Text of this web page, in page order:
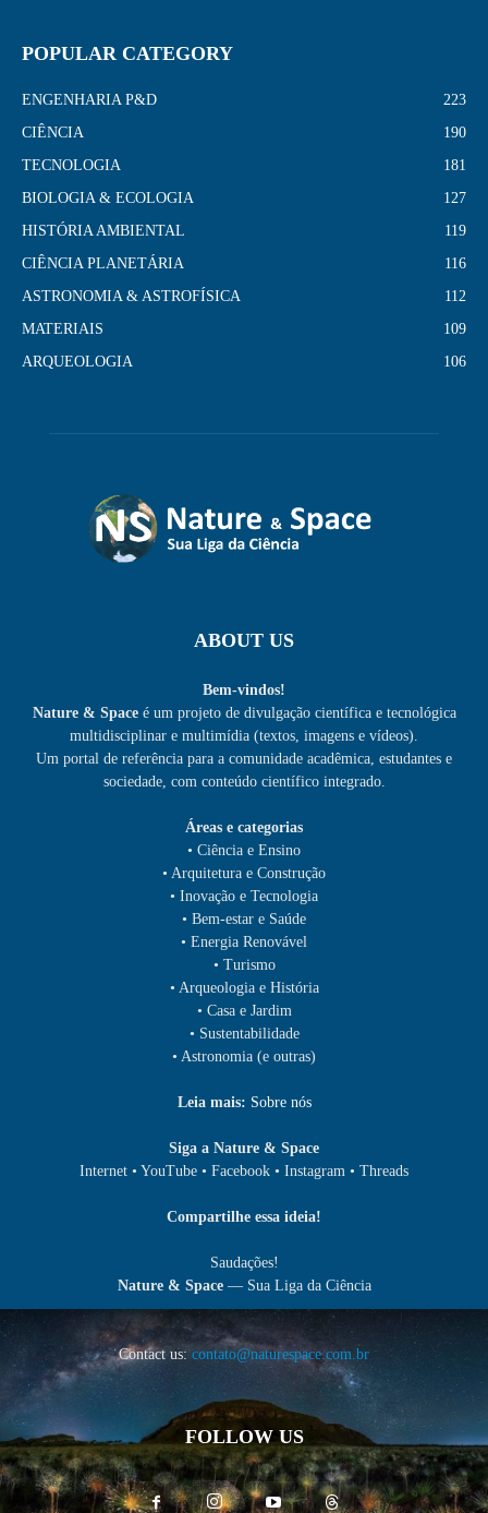
POPULAR CATEGORY
ENGENHARIA P&D
223
CIÊNCIA
190
TECNOLOGIA
181
BIOLOGIA & ECOLOGIA
127
HISTÓRIA AMBIENTAL
119
CIÊNCIA PLANETÁRIA
116
ASTRONOMIA & ASTROFÍSICA
112
MATERIAIS
109
ARQUEOLOGIA
106
ABOUT US
Bem-vindos!
Nature & Spaceé um projeto de divulgação científica e tecnológica
multidisciplinar e multimídia (textos, imagens e vídeos).
Um portal de referência para a comunidade acadêmica, estudantes e
sociedade, com conteúdo científico integrado.
Áreas e categorias
• Ciência e Ensino
• Arquitetura e Construção
• Inovação e Tecnologia
• Bem-estar e Saúde
• Energia Renovável
• Turismo
• Arqueologia e História
• Casa e Jardim
• Sustentabilidade
• Astronomia (e outras)
Leia mais: Sobre nós
Siga a Nature & Space
Internet • YouTube • Facebook • Instagram • Threads
Compartilhe essa ideia!
Saudações!
Nature & Space— Sua Liga da Ciência
Contact us:contato@naturespace.com.br
FOLLOW US